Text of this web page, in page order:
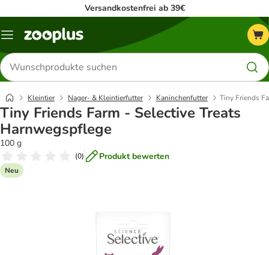
Versandkostenfrei ab 39€
Menü
Produkte
suchen
Kleintier Nager- & Kleintierfutter Kaninchenfutter Tiny Friends
Tiny Friends Farm - Selective Treats
Harnwegspflege
100 g
(0) Produkt bewerten
Neu